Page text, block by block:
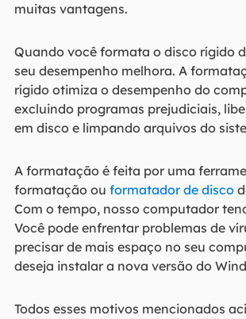
muitas vantagens.
Quando você formata o disco rígido
seu desempenho melhora. A
rígido otimiza o desempenho do
excluindo programas prejudiciais,
em disco e limpando arquivos do
A formatação é feita por uma
formatação ou formatador de disco
Com o tempo, nosso computador
Você pode enfrentar problemas de
precisar de mais espaço no seu
deseja instalar a nova versão do
Todos esses motivos mencionados